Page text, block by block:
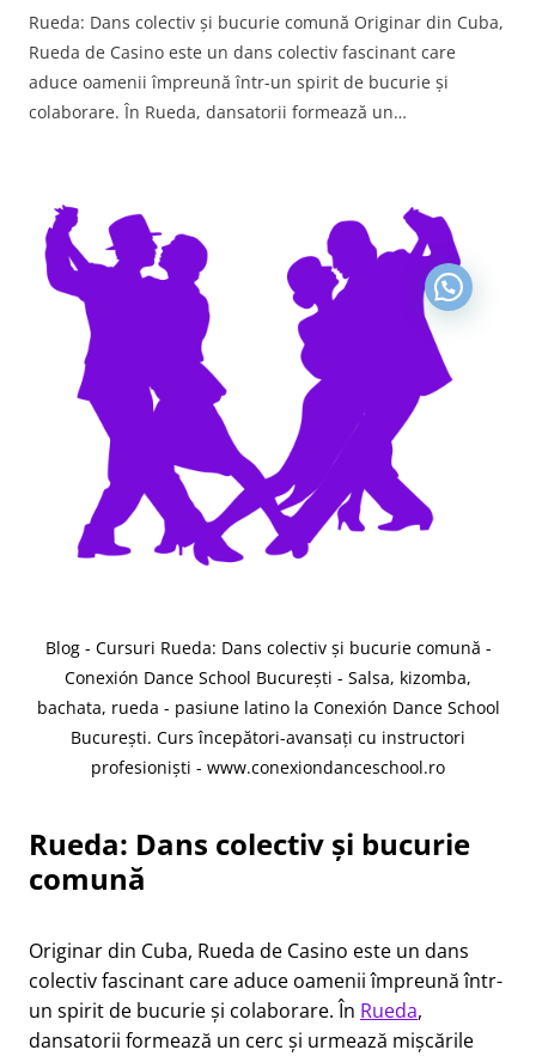
Rueda: Dans colectiv şi bucurie comună Originar din Cuba,
Rueda de Casino este un dans colectiv fascinant care
aduce oamenii împreună într-un spirit de bucurie și
colaborare. În Rueda, dansatorii formează un…
Blog - Cursuri Rueda: Dans colectiv şi bucurie comună -
Conexión Dance School București - Salsa, kizomba,
bachata, rueda - pasiune latino la Conexión Dance School
București. Curs începători-avansați cu instructori
profesioniști - www.conexiondanceschool.ro
Rueda: Dans colectiv şi bucurie
comună
Originar din Cuba, Rueda de Casino este un dans
colectiv fascinant care aduce oamenii împreună într-
un spirit de bucurie și colaborare. În Rueda,
dansatorii formează un cerc și urmează mișcările